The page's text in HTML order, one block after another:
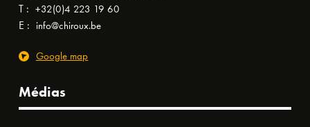
T : +32(0)4 223 19 60
E : info@chiroux.be
Google map
Médias